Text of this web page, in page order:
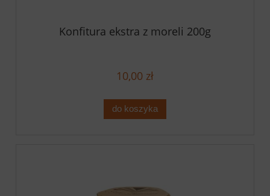
Konfitura ekstra z moreli 200g
10,00 zł
do koszyka